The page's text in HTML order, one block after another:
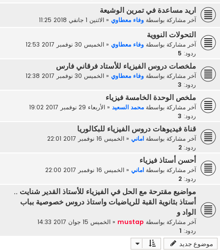
اريد مساعدة في تمرين الوشيعة
آخر مشاركة بواسطة وفاء معطاوي« الاثنين 1 جانفي 2018 11:25
التحولات النووية
آخر مشاركة بواسطة وفاء معطاوي« الخميس 30 نوفمبر 2017 12:53
ردود: 5
ملخصات دروس الفيزياء للأستاد فرقاني فارس
آخر مشاركة بواسطة وفاء معطاوي« الخميس 30 نوفمبر 2017 12:38
ردود: 3
ملخص الوحدة الخامسة فيزياء
آخر مشاركة بواسطة محمد السعيد« الأربعاء 29 نوفمبر 2017 19:02
ردود: 3
قناة فيديوهات دروس الفيزياء للبكالوريا
آخر مشاركة بواسطة اماني« الخميس 16 نوفمبر 2017 22:01
ردود: 2
أحسن أستاذ فيزياء
آخر مشاركة بواسطة اماني« الخميس 16 نوفمبر 2017 22:00
ردود: 2
مواضيع مقترحة مع الحل في الفيزياء للأستاذ القدير شنايت ..
أستاذ بثانوية القبة للرياضيات واستاذ دروس خصوصية بباب
الواد و
آخر مشاركة بواسطة mustap
« الخميس 15 جوان 2017 14:33
ردود:
موضوع جديد